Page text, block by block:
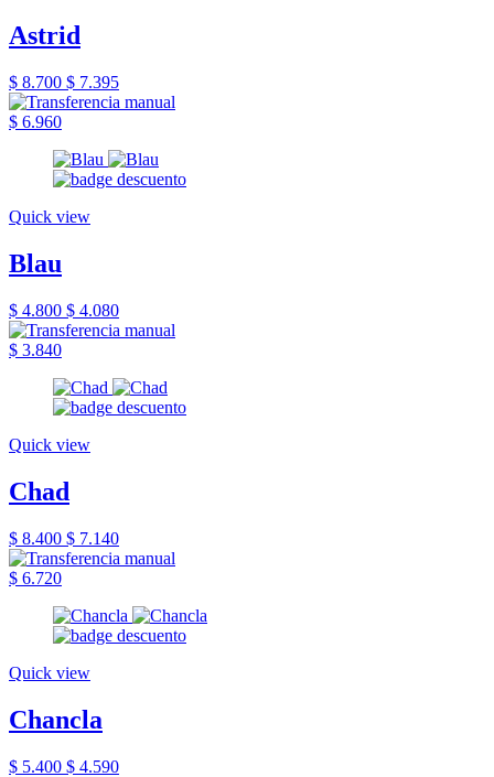
Astrid
$ 8.700 $ 7.395
$ 6.960
Quick view
Blau
$ 4.800 $ 4.080
$ 3.840
Quick view
Chad
$ 8.400 $ 7.140
$ 6.720
Quick view
Chancla
$ 5.400 $ 4.590